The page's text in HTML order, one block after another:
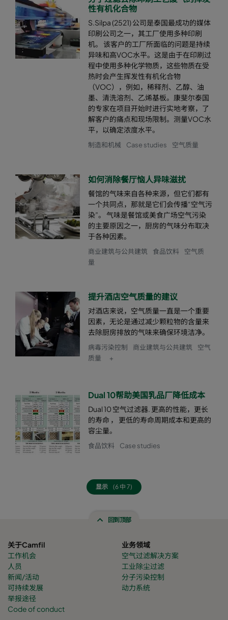
性有机化合物
S.Silpa (2521) 公司是泰国最成功的媒体
印刷公司之一，其工厂使用多种印刷
机。 该客户的工厂所面临的问题是持续
异味和高VOC水平。这是由于在印刷过
程中使用多种化学物质，这些物质在受
热时会产生挥发性有机化合物
（VOC），例如，稀释剂、乙醇、油
墨、清洗溶剂、乙烯基板。康斐尔泰国
的专家在项目开始时进行实地考察，了
解客户的痛点和现场限制。测量VOC水
平，以确定浓度水平。
制造和机械 Case studies 空气质量
如何消除餐厅恼人异味滋扰
餐馆的气味来自各种来源，但它们都有
一个共同点，那就是它们会传播“空气污
染”。 气味是餐馆或美食广场空气污染
的主要原因之一，厨房的气味分布取决
于各种因素。
商业建筑与公共建筑 食品饮料
空气质
量
提升酒店空气质量的建议
对酒店来说，空气质量一直是一个重要
因素，无论是通过减少颗粒物的含量来
去除厨房排放的气味来确保环境洁净。
病毒污染控制 商业建筑与公共建筑
空气
质量
+
Dual 10帮助美国乳品厂降低成本
Dual 10 空气过滤器. 更高的性能，更长
的寿命 ， 更低的寿命周期成本和更高的
容尘量。
食品饮料 Case studies
显示 (6 中 7)
回到顶部
关于Camfil
工作机会
人员
新闻/活动
可持续发展
举报途径
Code of conduct
业务领域
空气过滤解决方案
工业除尘过滤
分子污染控制
动力系统